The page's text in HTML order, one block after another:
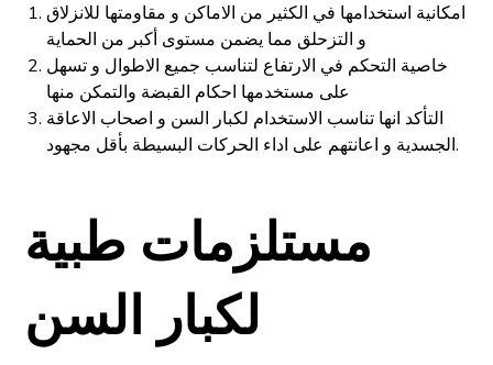
امكانية استخدامها في الكثير من الاماكن و مقاومتها للانزلاق
و التزحلق مما يضمن مستوى أكبر من الحماية
خاصية التحكم في الارتفاع لتناسب جميع الاطوال و تسهل
على مستخدمها احكام القبضة والتمكن منها
التأكد انها تناسب الاستخدام لكبار السن و اصحاب الاعاقة
الجسدية و اعانتهم على اداء الحركات البسيطة بأقل مجهود.
مستلزمات طبية
لكبار السن